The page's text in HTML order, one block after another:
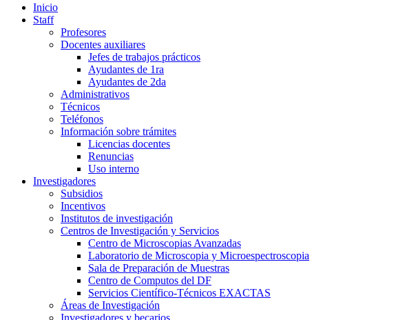
Inicio
Staff
Profesores
Docentes auxiliares
Jefes de trabajos prácticos
Ayudantes de 1ra
Ayudantes de 2da
Administrativos
Técnicos
Teléfonos
Información sobre trámites
Licencias docentes
Renuncias
Uso interno
Investigadores
Subsidios
Incentivos
Institutos de investigación
Centros de Investigación y Servicios
Centro de Microscopias Avanzadas
Laboratorio de Microscopia y Microespectroscopia
Sala de Preparación de Muestras
Centro de Computos del DF
Servicios Científico-Técnicos EXACTAS
Áreas de Investigación
Investigadores y becarios